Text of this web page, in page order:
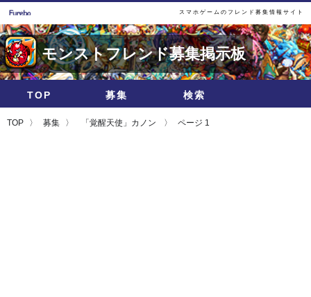
スマホゲームのフレンド募集情報サイト
モンストフレンド募集掲示板
TOP 募集 検索
TOP 募集 「覚醒天使」カノン ページ 1